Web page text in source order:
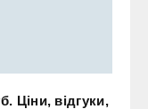
Ціни, відгуки,